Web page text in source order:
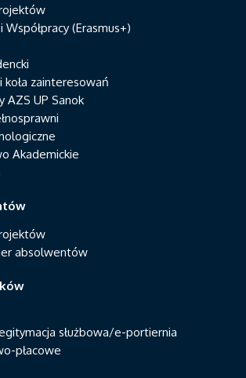
Współpracy (Erasmus+)
koła zainteresowań
AZS UP Sanok
Akademickie
absolwentów
służbowa/e-portiernia
płacowe